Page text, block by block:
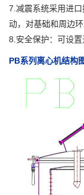
7.减震系统采用进
动，对基础和周边环
8.安全保护：可设置
PB系列离心机结构